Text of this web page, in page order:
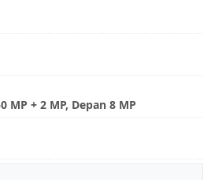
MP + 2 MP, Depan 8 MP